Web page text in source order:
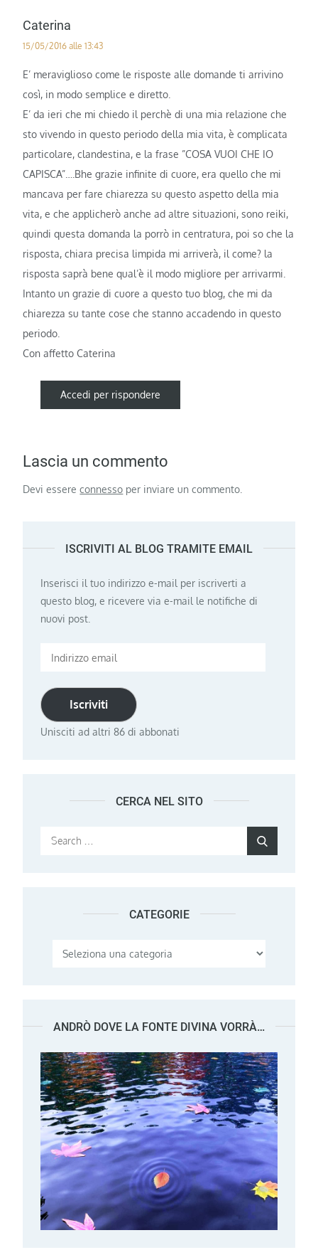
Caterina
15/05/2016 alle 13:43
E’ meraviglioso come le risposte alle domande ti arrivino
così, in modo semplice e diretto.
E’ da ieri che mi chiedo il perchè di una mia relazione che
sto vivendo in questo periodo della mia vita, è complicata
particolare, clandestina, e la frase ”COSA VUOI CHE IO
CAPISCA”….Bhe grazie infinite di cuore, era quello che mi
mancava per fare chiarezza su questo aspetto della mia
vita, e che applicherò anche ad altre situazioni, sono reiki,
quindi questa domanda la porrò in centratura, poi so che la
risposta, chiara precisa limpida mi arriverà, il come? la
risposta saprà bene qual’è il modo migliore per arrivarmi.
Intanto un grazie di cuore a questo tuo blog, che mi da
chiarezza su tante cose che stanno accadendo in questo
periodo.
Con affetto Caterina
Accedi per rispondere
Lascia un commento
Devi essereconnesso per inviare un commento.
ISCRIVITI AL BLOG TRAMITE EMAIL
Inserisci il tuo indirizzo e-mail per iscriverti a
questo blog, e ricevere via e-mail le notifiche di
nuovi post.
Indirizzo
Iscriviti
Unisciti ad altri 86 di abbonati
CERCA NEL SITO
Search
CATEGORIE
Categorie
ANDRÒ DOVE LA FONTE DIVINA VORRÀ…